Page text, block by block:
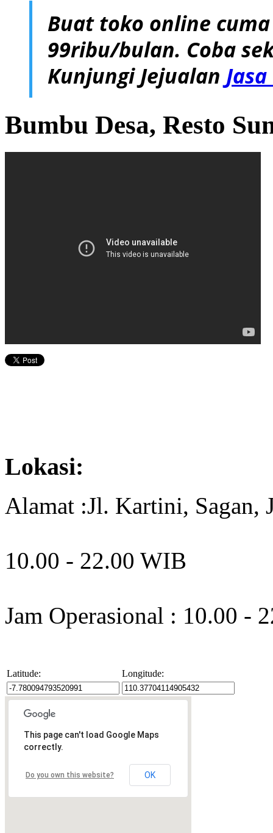
Buat toko online
99ribu/bulan. Coba
Kunjungi Jejualan
Bumbu Desa, Resto
Lokasi:
Alamat :Jl. Kartini, Sagan,
10.00 - 22.00 WIB
Jam Operasional : 10.00 -
Latitude: Longitude:
This page can't load Google Maps
correctly.
Do you own this website? OK